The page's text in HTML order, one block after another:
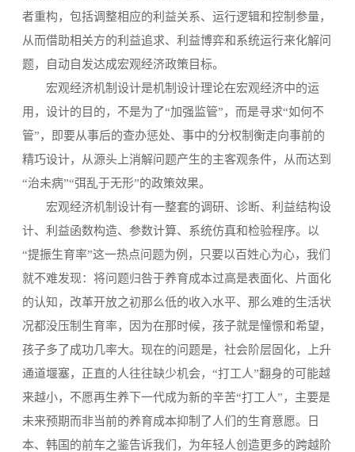
者重构，包括调整相应的利益关系、运行逻辑和控制参量，
从而借助相关方的利益追求、利益博弈和系统运行来化解问
题，自动自发达成宏观经济政策目标。
宏观经济机制设计是机制设计理论在宏观经济中的运
用，设计的目的，不是为了“加强监管”，而是寻求“如何不
管”，即要从事后的查办惩处、事中的分权制衡走向事前的
精巧设计，从源头上消解问题产生的主客观条件，从而达到
“治未病”“弭乱于无形”的政策效果。
宏观经济机制设计有一整套的调研、诊断、利益结构设
计、利益函数构造、参数计算、系统仿真和检验程序。以
“提振生育率”这一热点问题为例，只要以百姓心为心，我们
就不难发现：将问题归咎于养育成本过高是表面化、片面化
的认知，改革开放之初那么低的收入水平、那么难的生活状
况都没压制生育率，因为在那时候，孩子就是憧憬和希望，
孩子多了成功几率大。现在的问题是，社会阶层固化，上升
通道堰塞，正直的人往往缺少机会，“打工人”翻身的可能越
来越小，不愿再生养下一代成为新的辛苦“打工人”，主要是
未来预期而非当前的养育成本抑制了人们的生育意愿。日
本、韩国的前车之鉴告诉我们，为年轻人创造更多的跨越阶